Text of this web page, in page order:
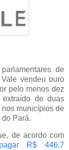
de
vendeu ouro
pelo menos dez
de duas
municípios de
Pará.
de acordo com
R$ 446,7